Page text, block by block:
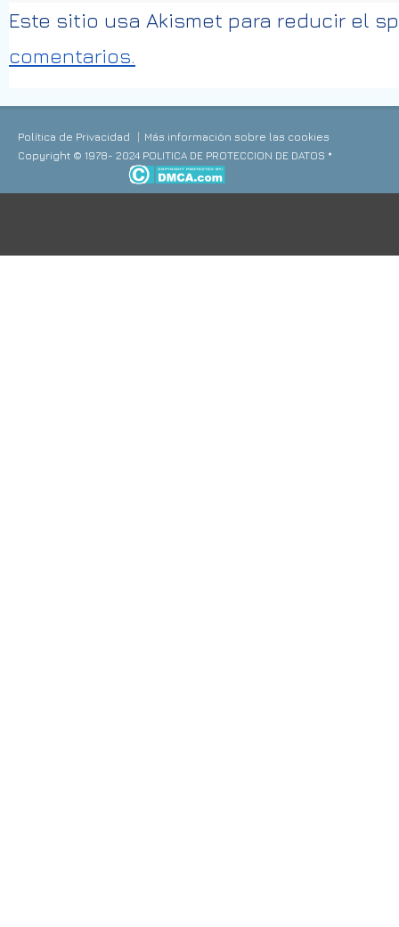
Este sitio usa Akismet para reducir el
comentarios.
Política de Privacidad
Más información sobre las cookies
Copyright © 1978- 2024 POLITICA DE PROTECCION DE DATOS *